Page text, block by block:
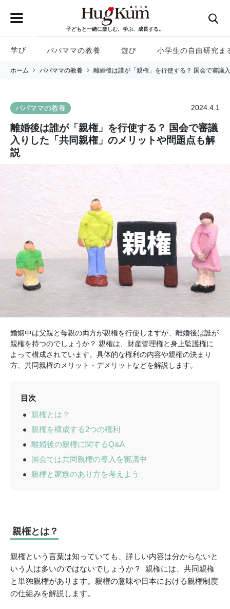
子どもと一緒に楽しむ、学ぶ、成長する。
学び パパママの教養 遊び 小学生の自由研究ま
ホーム パパママの教養 離婚後は誰が「親権」を行使する？ 国会で審議
パパママの教養 2024.4.1
離婚後は誰が「親権」を行使する？ 国会で審議
入りした「共同親権」のメリットや問題点も解
説
婚姻中は父親と母親の両方が親権を行使しますが、離婚後は誰が
親権を持つのでしょうか？ 親権は、財産管理権と身上監護権に
よって構成されています。具体的な権利の内容や親権の決まり
方、共同親権のメリット・デメリットなどを解説します。
目次
親権とは？
親権を構成する2つの権利
離婚後の親権に関するQ&A
国会では共同親権の導入を審議中
親権と家族のあり方を考えよう
親権とは？
親権という言葉は知っていても、詳しい内容は分からないと
いう人は多いのではないでしょうか？ 親権には、共同親権
と単独親権があります。親権の意味や日本における親権制度
の仕組みを解説します。